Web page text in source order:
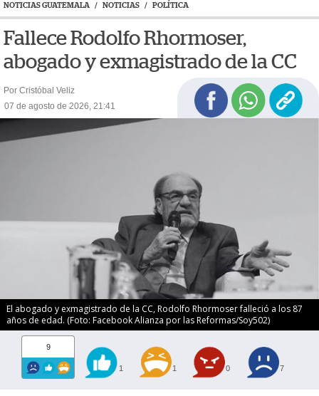
NOTICIAS GUATEMALA / NOTICIAS / POLÍTICA
Fallece Rodolfo Rhormoser,
abogado y exmagistrado de la CC
Por Cristóbal Veliz
07 de agosto de 2026, 21:41
El abogado y exmagistrado de la CC, Rodolfo Rhormoser falleció a los 87
años de edad. (Foto: Facebook Alianza por las Reformas/Soy502)
9
1 1 0 7